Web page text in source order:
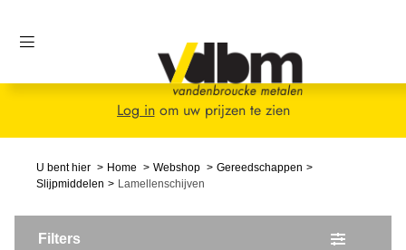
Log inom uw prijzen te zien
U bent hier Home Webshop
Gereedschappen
Slijpmiddelen
Lamellenschijven
Filters